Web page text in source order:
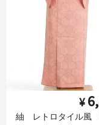
¥
紬 レトロタイル風